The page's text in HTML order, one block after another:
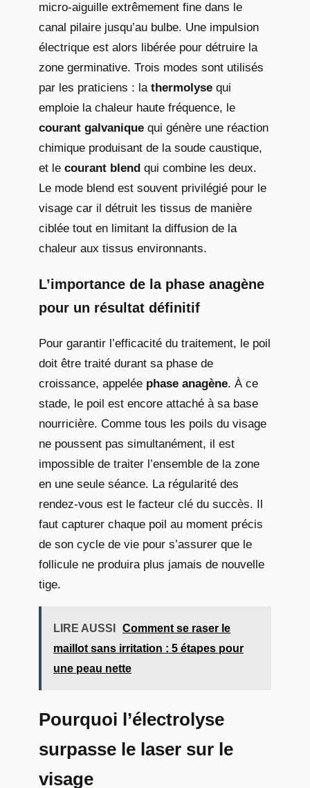
micro-aiguille extrêmement fine dans le
canal pilaire jusqu’au bulbe. Une impulsion
électrique est alors libérée pour détruire la
zone germinative. Trois modes sont utilisés
par les praticiens : la thermolyse qui
emploie la chaleur haute fréquence, le
courant galvanique qui génère une réaction
chimique produisant de la soude caustique,
et le courant blend qui combine les deux.
Le mode blend est souvent privilégié pour le
visage car il détruit les tissus de manière
ciblée tout en limitant la diffusion de la
chaleur aux tissus environnants.
L’importance de la phase anagène
pour un résultat définitif
Pour garantir l’efficacité du traitement, le poil
doit être traité durant sa phase de
croissance, appelée phase anagène. À ce
stade, le poil est encore attaché à sa base
nourricière. Comme tous les poils du visage
ne poussent pas simultanément, il est
impossible de traiter l’ensemble de la zone
en une seule séance. La régularité des
rendez-vous est le facteur clé du succès. Il
faut capturer chaque poil au moment précis
de son cycle de vie pour s’assurer que le
follicule ne produira plus jamais de nouvelle
tige.
LIRE AUSSI
Comment se raser le
maillot sans irritation : 5 étapes pour
une peau nette
Pourquoi l’électrolyse
surpasse le laser sur le
visage